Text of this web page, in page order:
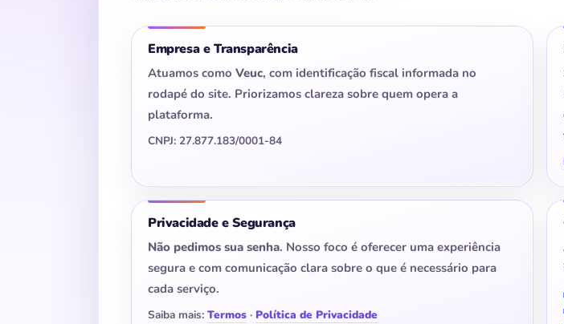
Empresa e Transparência
Atuamos como Veuc, com identificação fiscal informada no
rodapé do site. Priorizamos clareza sobre quem opera a
plataforma.
CNPJ: 27.877.183/0001-84
Privacidade e Segurança
Não pedimos sua senha. Nosso foco é oferecer uma experiência
segura e com comunicação clara sobre o que é necessário para
cada serviço.
Saiba mais: Termos · Política de Privacidade